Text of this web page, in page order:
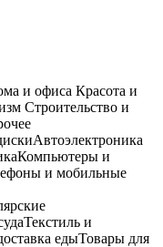
и офиса Красота и
Строительство и
Автоэлектроника
Компьютеры и
и мобильные
Текстиль и
едыТовары для